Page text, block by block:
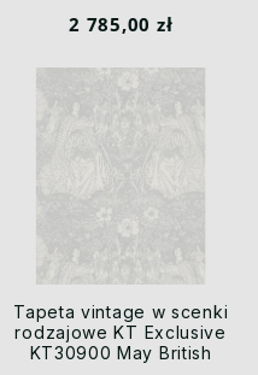
2 785,00 zł
Tapeta vintage w scenki
rodzajowe KT Exclusive
KT30900 May British